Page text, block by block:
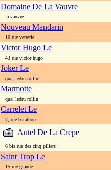
Domaine De La Vauvre
la vauvre
Nouveau Mandarin
10 rue verrerie
Victor Hugo Le
43 rue victor hugo
Joker Le
quai ledru rollin
Marmotte
quai ledru rollin
Carrelet Le
7, rue barathon
Autel De La Crepe
6 bis rue des cinq piliers
Saint Trop Le
15 rue grande